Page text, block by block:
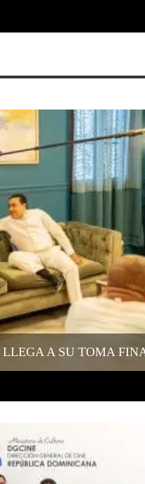
A SU TOMA